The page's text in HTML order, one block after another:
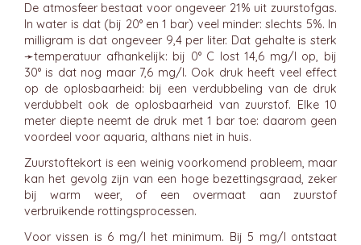
De atmosfeer bestaat voor ongeveer 21% uit zuurstofgas.
In water is dat (bij 20° en 1 bar) veel minder: slechts 5%. In
milligram is dat ongeveer 9,4 per liter. Dat gehalte is sterk
➛temperatuurafhankelijk: bij 0° C lost 14,6 mg/l op, bij
30° is dat nog maar 7,6 mg/l. Ook druk heeft veel effect
op de oplosbaarheid: bij een verdubbeling van de druk
verdubbelt ook de oplosbaarheid van zuurstof. Elke 10
meter diepte neemt de druk met 1 bar toe: daarom geen
voordeel voor aquaria, althans niet in huis.
Zuurstoftekort is een weinig voorkomend probleem, maar
kan het gevolg zijn van een hoge bezettingsgraad, zeker
bij warm weer, of een overmaat aan zuurstof
verbruikende rottingsprocessen.
Voor vissen is 6 mg/l het minimum. Bij 5 mg/l ontstaat